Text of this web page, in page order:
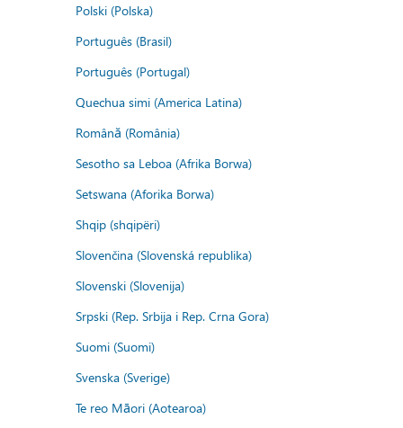
Polski (Polska)
Português (Brasil)
Português (Portugal)
Quechua simi (America Latina)
Română (România)
Sesotho sa Leboa (Afrika Borwa)
Setswana (Aforika Borwa)
Shqip (shqipëri)
Slovenčina (Slovenská republika)
Slovenski (Slovenija)
Srpski (Rep. Srbija i Rep. Crna Gora)
Suomi (Suomi)
Svenska (Sverige)
Te reo Māori (Aotearoa)